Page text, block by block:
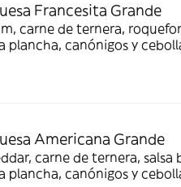
Francesita Grande
carne de ternera,
plancha, canónigos y
Americana Grande
carne de ternera, salsa
plancha, canónigos y